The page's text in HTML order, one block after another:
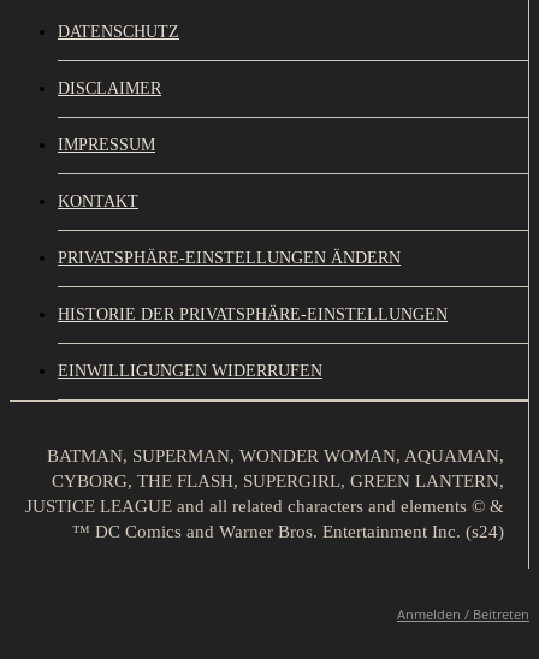
DATENSCHUTZ
DISCLAIMER
IMPRESSUM
KONTAKT
PRIVATSPHÄRE-EINSTELLUNGEN ÄNDERN
HISTORIE DER PRIVATSPHÄRE-EINSTELLUNGEN
EINWILLIGUNGEN WIDERRUFEN
BATMAN, SUPERMAN, WONDER WOMAN, AQUAMAN,
CYBORG, THE FLASH, SUPERGIRL, GREEN LANTERN,
JUSTICE LEAGUE and all related characters and elements © &
™ DC Comics and Warner Bros. Entertainment Inc. (s24)
Anmelden / Beitreten